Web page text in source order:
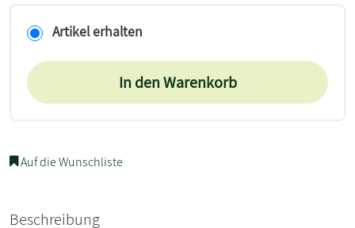
Artikel erhalten
In den Warenkorb
Auf die Wunschliste
Beschreibung